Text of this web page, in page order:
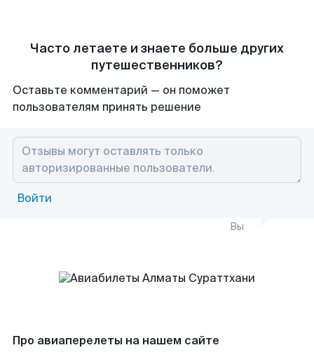
Часто летаете и знаете больше других
путешественников?
Оставьте комментарий — он поможет
пользователям принять решение
Войти
Вы
Про авиаперелеты на нашем сайте